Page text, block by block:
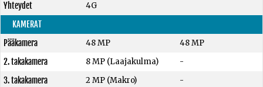
Yhteydet
4G
KAMERAT
Pääkamera
48 MP
48 MP
2. takakamera
8 MP (Laajakulma)
-
3. takakamera
2 MP (Makro)
-